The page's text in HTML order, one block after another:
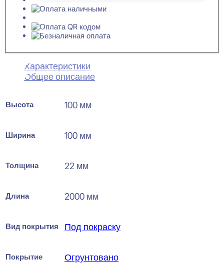
Характеристики
Общее описание
Высота 100 мм
Ширина 100 мм
Толщина 22 мм
Длина 2000 мм
Вид покрытия Под покраску
Покрытие Огрунтовано